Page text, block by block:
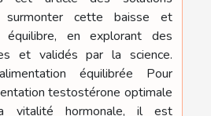
surmonter cette baisse et
équilibre, en explorant des
et validés par la science.
équilibrée Pour
testostérone optimale
vitalité hormonale, il est